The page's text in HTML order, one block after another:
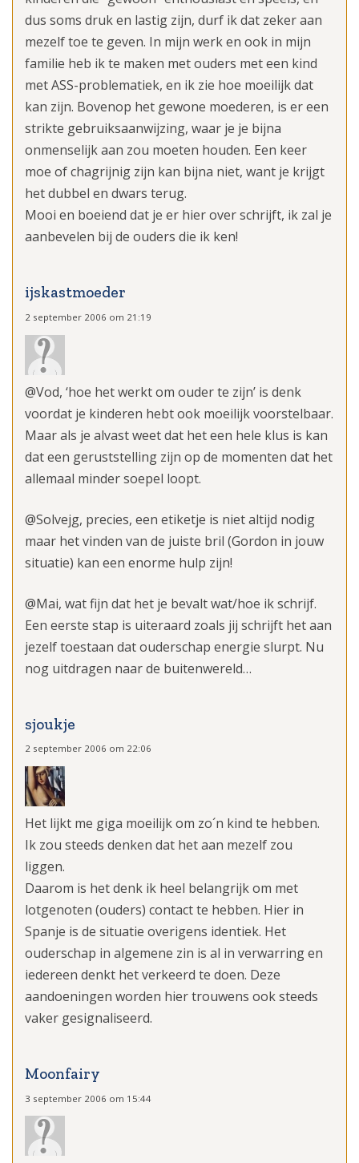
dus soms druk en lastig zijn, durf ik dat zeker aan
mezelf toe te geven. In mijn werk en ook in mijn
familie heb ik te maken met ouders met een kind
met ASS-problematiek, en ik zie hoe moeilijk dat
kan zijn. Bovenop het gewone moederen, is er een
strikte gebruiksaanwijzing, waar je je bijna
onmenselijk aan zou moeten houden. Een keer
moe of chagrijnig zijn kan bijna niet, want je krijgt
het dubbel en dwars terug.
Mooi en boeiend dat je er hier over schrijft, ik zal je
aanbevelen bij de ouders die ik ken!
ijskastmoeder
2 september 2006 om 21:19
@Vod, ‘hoe het werkt om ouder te zijn’ is denk
voordat je kinderen hebt ook moeilijk voorstelbaar.
Maar als je alvast weet dat het een hele klus is kan
dat een geruststelling zijn op de momenten dat het
allemaal minder soepel loopt.
@Solvejg, precies, een etiketje is niet altijd nodig
maar het vinden van de juiste bril (Gordon in jouw
situatie) kan een enorme hulp zijn!
@Mai, wat fijn dat het je bevalt wat/hoe ik schrijf.
Een eerste stap is uiteraard zoals jij schrijft het aan
jezelf toestaan dat ouderschap energie slurpt. Nu
nog uitdragen naar de buitenwereld…
sjoukje
2 september 2006 om 22:06
Het lijkt me giga moeilijk om zo´n kind te hebben.
Ik zou steeds denken dat het aan mezelf zou
liggen.
Daarom is het denk ik heel belangrijk om met
lotgenoten (ouders) contact te hebben. Hier in
Spanje is de situatie overigens identiek. Het
ouderschap in algemene zin is al in verwarring en
iedereen denkt het verkeerd te doen. Deze
aandoeningen worden hier trouwens ook steeds
vaker gesignaliseerd.
Moonfairy
3 september 2006 om 15:44